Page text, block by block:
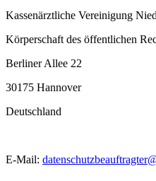
Kassenärztliche Vereinigung
Körperschaft des öffentlichen
Berliner Allee 22
30175 Hannover
Deutschland
E-Mail: